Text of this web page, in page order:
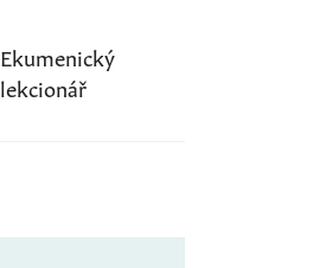
Ekumenický
lekcionář